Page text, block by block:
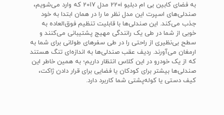
به فضای کابین بی ام دبلیو 220i مدل 2017 که وارد می‌شویم،
صندلی‌های اسپرت این مدل نظر ما را در همان ابتدا به خود
جذب می‌کند. این صندلی‌ها با قابلیت تنظیم فوق‌العاده به
خوبی از شما در طی یک رانندگی مهیج پشتیبانی می‌کنند و
سطح بی‌نظیری از راحتی را در طی سفرهای طولانی برای شما به
ارمغان می‌آورند. ردیف عقب صندلی‌ها به اندازه‌ای تنگ هستند
که از یک خودرو در این کلاس انتظار داریم؛ به همین خاطر این
صندلی‌ها بیشتر برای کودکان یا فضایی برای قرار دادن ژاکت،
کیف دستی یا کوله‌پشتی شما کاربرد دارد.